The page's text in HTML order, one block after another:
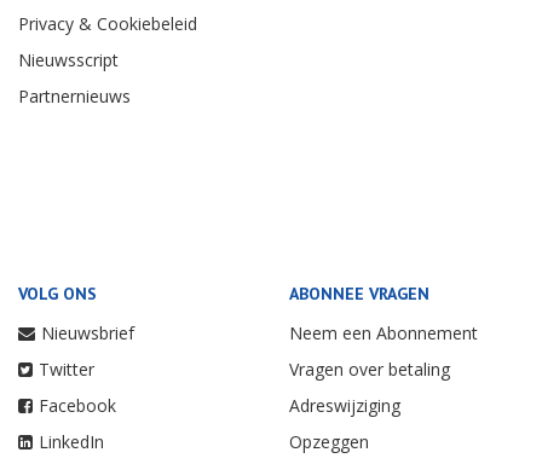
Privacy & Cookiebeleid
Nieuwsscript
Partnernieuws
VOLG ONS
Nieuwsbrief
Twitter
Facebook
LinkedIn
ABONNEE VRAGEN
Neem een Abonnement
Vragen over betaling
Adreswijziging
Opzeggen